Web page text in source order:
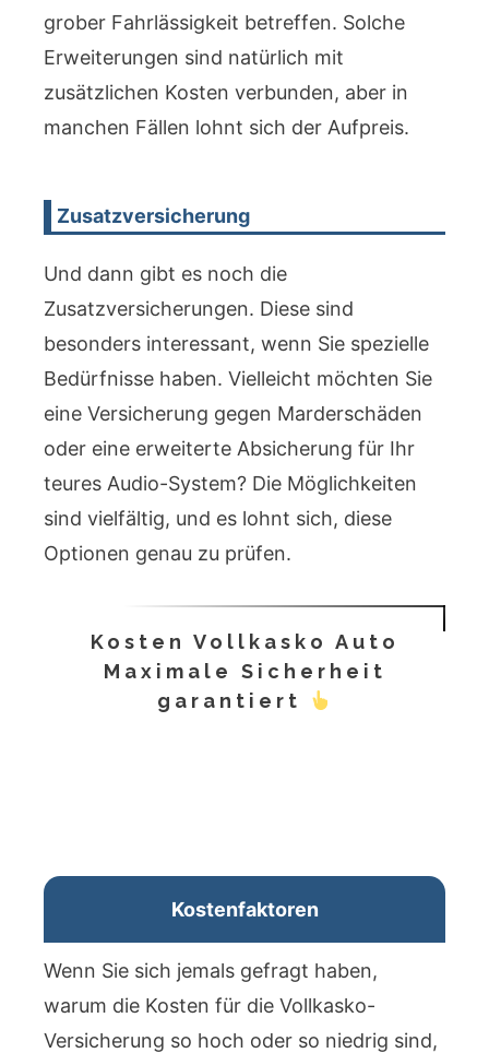
grober Fahrlässigkeit betreffen. Solche
Erweiterungen sind natürlich mit
zusätzlichen Kosten verbunden, aber in
manchen Fällen lohnt sich der Aufpreis.
Zusatzversicherung
Und dann gibt es noch die
Zusatzversicherungen. Diese sind
besonders interessant, wenn Sie spezielle
Bedürfnisse haben. Vielleicht möchten Sie
eine Versicherung gegen Marderschäden
oder eine erweiterte Absicherung für Ihr
teures Audio-System? Die Möglichkeiten
sind vielfältig, und es lohnt sich, diese
Optionen genau zu prüfen.
Kosten Vollkasko Auto
Maximale Sicherheit
garantiert
Kostenfaktoren
Wenn Sie sich jemals gefragt haben,
warum die Kosten für die Vollkasko-
Versicherung so hoch oder so niedrig sind,